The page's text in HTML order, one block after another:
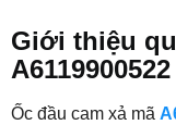
Giới thiệu
A6119900522
Ốc đầu cam xả mã